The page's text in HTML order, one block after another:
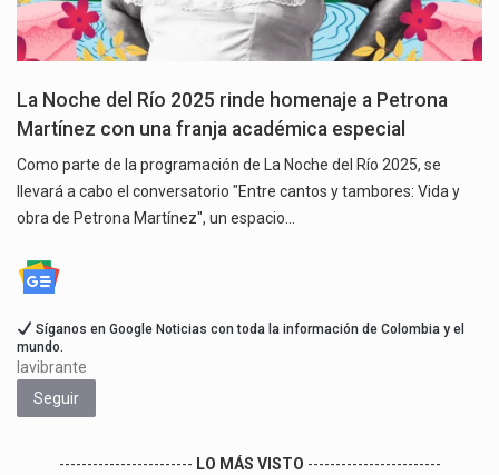
La Noche del Río 2025 rinde homenaje a Petrona
Martínez con una franja académica especial
Como parte de la programación de La Noche del Río 2025, se
llevará a cabo el conversatorio "Entre cantos y tambores: Vida y
obra de Petrona Martínez", un espacio…
Síganos en Google Noticias con toda la información de Colombia y el
mundo.
lavibrante
Seguir
------------------------ LO MÁS VISTO ------------------------